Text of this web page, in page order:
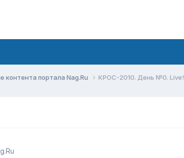
контента портала Nag.Ru КРОС-2010. День №0. Live!